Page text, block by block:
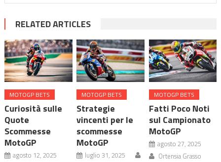
RELATED ARTICLES
MOTOGP BETS
Curiosità sulle
Quote
Scommesse
MotoGP
agosto 12, 2025
MOTOGP BETS
Strategie
vincenti per le
scommesse
MotoGP
luglio 31, 2025
MOTOGP BETS
Fatti Poco Noti
sul Campionato
MotoGP
agosto 27, 2025
Ortensia Grasso